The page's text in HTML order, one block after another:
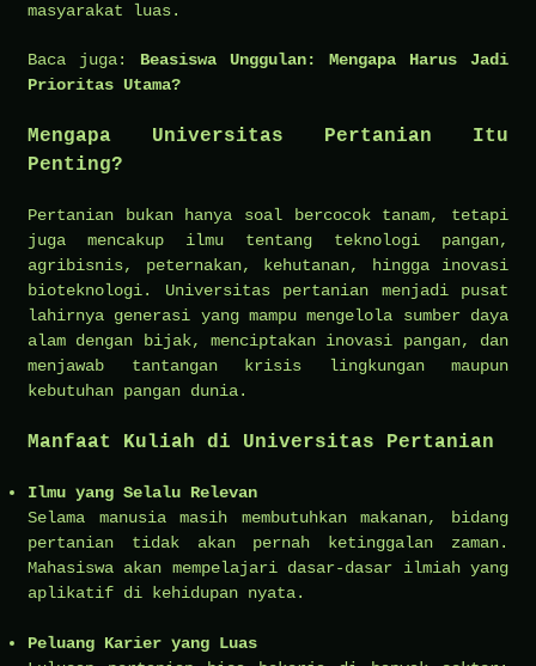
masyarakat luas.
Baca juga: Beasiswa Unggulan: Mengapa Harus Jadi
Prioritas Utama?
Mengapa Universitas Pertanian Itu
Penting?
Pertanian bukan hanya soal bercocok tanam, tetapi
juga mencakup ilmu tentang teknologi pangan,
agribisnis, peternakan, kehutanan, hingga inovasi
bioteknologi. Universitas pertanian menjadi pusat
lahirnya generasi yang mampu mengelola sumber daya
alam dengan bijak, menciptakan inovasi pangan, dan
menjawab tantangan krisis lingkungan maupun
kebutuhan pangan dunia.
Manfaat Kuliah di Universitas Pertanian
Ilmu yang Selalu Relevan
Selama manusia masih membutuhkan makanan, bidang
pertanian tidak akan pernah ketinggalan zaman.
Mahasiswa akan mempelajari dasar-dasar ilmiah yang
aplikatif di kehidupan nyata.
Peluang Karier yang Luas